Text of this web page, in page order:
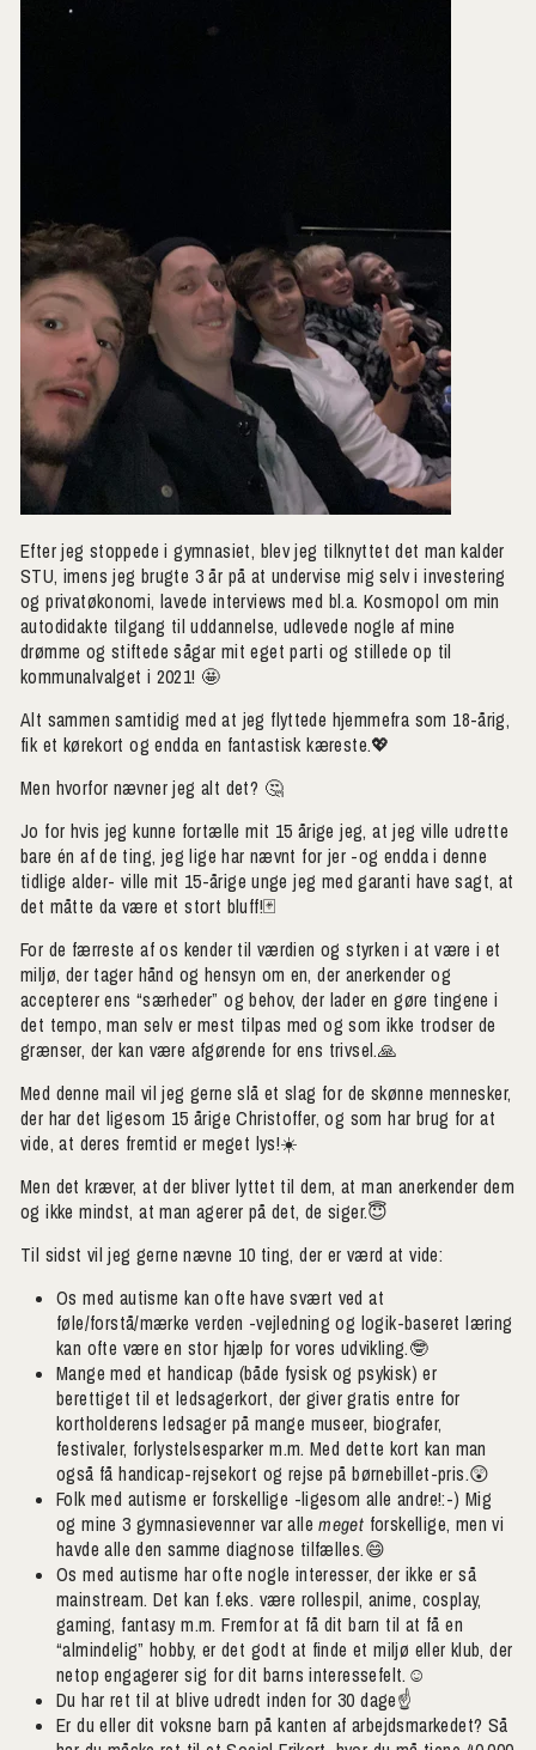
Efter jeg stoppede i gymnasiet, blev jeg tilknyttet det man kalder
STU, imens jeg brugte 3 år på at undervise mig selv i investering
og privatøkonomi, lavede interviews med bl.a. Kosmopol om min
autodidakte tilgang til uddannelse, udlevede nogle af mine
drømme og stiftede sågar mit eget parti og stillede op til
kommunalvalget i 2021! 🤩
Alt sammen samtidig med at jeg flyttede hjemmefra som 18-årig,
fik et kørekort og endda en fantastisk kæreste.💖
Men hvorfor nævner jeg alt det? 🤔
Jo for hvis jeg kunne fortælle mit 15 årige jeg, at jeg ville udrette
bare én af de ting, jeg lige har nævnt for jer -og endda i denne
tidlige alder- ville mit 15-årige unge jeg med garanti have sagt, at
det måtte da være et stort bluff!🃏
For de færreste af os kender til værdien og styrken i at være i et
miljø, der tager hånd og hensyn om en, der anerkender og
accepterer ens “særheder” og behov, der lader en gøre tingene i
det tempo, man selv er mest tilpas med og som ikke trodser de
grænser, der kan være afgørende for ens trivsel.🙏
Med denne mail vil jeg gerne slå et slag for de skønne mennesker,
der har det ligesom 15 årige Christoffer, og som har brug for at
vide, at deres fremtid er meget lys!☀️
Men det kræver, at der bliver lyttet til dem, at man anerkender dem
og ikke mindst, at man agerer på det, de siger.😇
Til sidst vil jeg gerne nævne 10 ting, der er værd at vide:
Os med autisme kan ofte have svært ved at
føle/forstå/mærke verden -vejledning og logik-baseret læring
kan ofte være en stor hjælp for vores udvikling.🤓
Mange med et handicap (både fysisk og psykisk) er
berettiget til et ledsagerkort, der giver gratis entre for
kortholderens ledsager på mange museer, biografer,
festivaler, forlystelsesparker m.m. Med dette kort kan man
også få handicap-rejsekort og rejse på børnebillet-pris.😲
Folk med autisme er forskellige -ligesom alle andre!:-) Mig
og mine 3 gymnasievenner var allemeget forskellige, men vi
havde alle den samme diagnose tilfælles.😄
Os med autisme har ofte nogle interesser, der ikke er så
mainstream. Det kan f.eks. være rollespil, anime, cosplay,
gaming, fantasy m.m. Fremfor at få dit barn til at få en
“almindelig” hobby, er det godt at finde et miljø eller klub, der
netop engagerer sig for dit barns interessefelt.☺️
Du har ret til at blive udredt inden for 30 dage☝️
Er du eller dit voksne barn på kanten af arbejdsmarkedet? Så
Få en GRATIS